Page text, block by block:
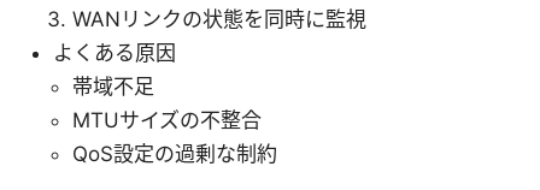
WANリンクの状態を同時に監視
よくある原因
帯域不足
MTUサイズの不整合
QoS設定の過剰な制約